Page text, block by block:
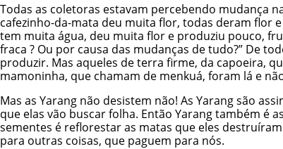
Todas as coletoras estavam percebendo mudança
cafezinho-da-mata deu muita flor, todas deram flor
tem muita água, deu muita flor e produziu pouco,
fraca ? Ou por causa das mudanças de tudo?” De
produzir. Mas aqueles de terra firme, da capoeira,
mamoninha, que chamam de menkuá, foram lá e
Mas as Yarang não desistem não! As Yarang são
que elas vão buscar folha. Então Yarang também é
sementes é reflorestar as matas que eles
para outras coisas, que paguem para nós.